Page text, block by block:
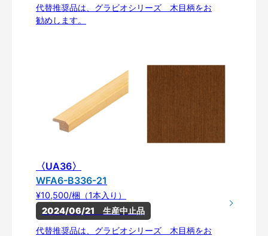
代替推奨品は、グラビオシリーズ 木目柄をお
勧めします。
〈UA36〉
WFA6-B336-21
¥10,500/梱（1本入り）
2024/06/21　生産中止品
代替推奨品は、グラビオシリーズ 木目柄をお